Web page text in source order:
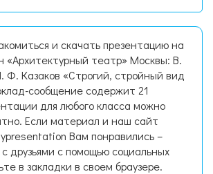
и скачать презентацию на
«Архитектурный театр» Москвы: В.
Казаков «Строгий, стройный вид
сообщение содержит 21
для любого класса можно
Если материал и наш сайт
Вам понравились –
друзьями с помощью социальных
в закладки в своем браузере.